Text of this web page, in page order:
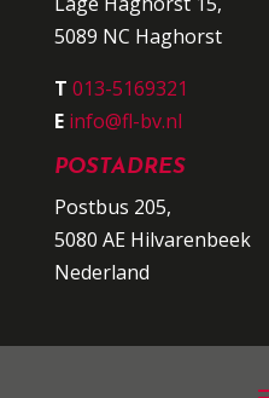
5089 NC Haghorst
T 013-5169321
E info@fl-bv.nl
POSTADRES
Postbus 205,
5080 AE Hilvarenbeek
Nederland